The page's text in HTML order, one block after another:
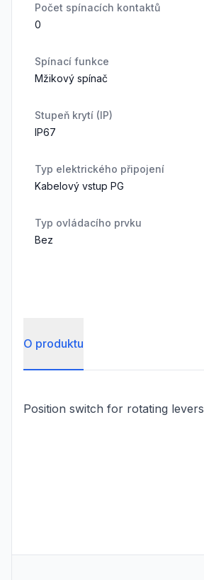
Počet spínacích kontaktů
0
Spínací funkce
Mžikový spínač
Stupeň krytí (IP)
IP67
Typ elektrického připojení
Kabelový vstup PG
Typ ovládacího prvku
Bez
O produktu
Position switch for rotating levers